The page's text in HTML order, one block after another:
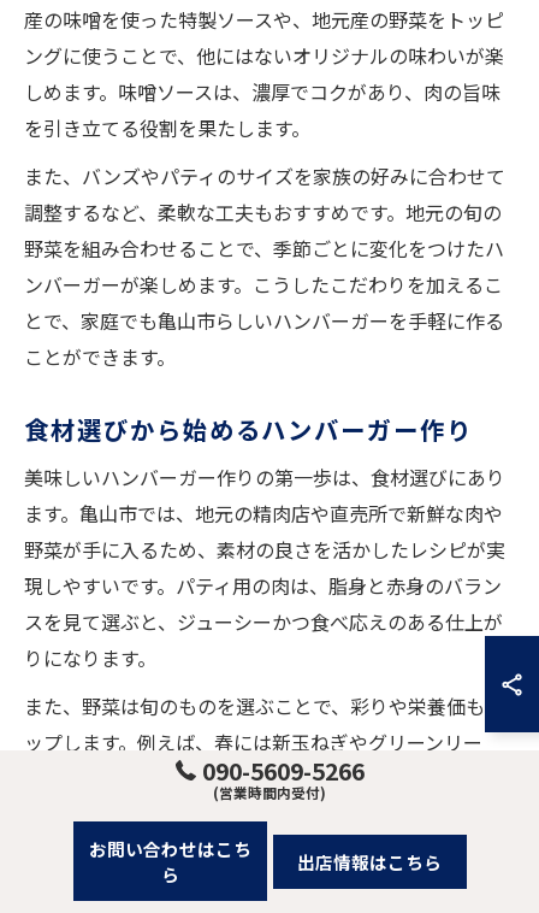
産の味噌を使った特製ソースや、地元産の野菜をトッピ
ングに使うことで、他にはないオリジナルの味わいが楽
しめます。味噌ソースは、濃厚でコクがあり、肉の旨味
を引き立てる役割を果たします。
また、バンズやパティのサイズを家族の好みに合わせて
調整するなど、柔軟な工夫もおすすめです。地元の旬の
野菜を組み合わせることで、季節ごとに変化をつけたハ
ンバーガーが楽しめます。こうしたこだわりを加えるこ
とで、家庭でも亀山市らしいハンバーガーを手軽に作る
ことができます。
食材選びから始めるハンバーガー作り
美味しいハンバーガー作りの第一歩は、食材選びにあり
ます。亀山市では、地元の精肉店や直売所で新鮮な肉や
野菜が手に入るため、素材の良さを活かしたレシピが実
現しやすいです。パティ用の肉は、脂身と赤身のバラン
スを見て選ぶと、ジューシーかつ食べ応えのある仕上が
りになります。
また、野菜は旬のものを選ぶことで、彩りや栄養価もア
ップします。例えば、春には新玉ねぎやグリーンリー
フ、夏にはトマトやピーマンなど、季節ごとに楽しめる
バリエーションが豊富です。食材選びを工夫すること
で、毎回違った味わいのハンバーガーを作ることがで
き、家族や友人との食事がさらに楽しくなります。
090-5609-5266
(営業時間内受付)
お問い合わせはこち
ら
出店情報はこちら